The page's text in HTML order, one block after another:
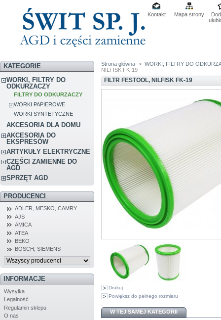
Kontakt Mapa strony
KATEGORIE
WORKI, FILTRY DO
ODKURZACZY
FILTRY DO ODKURZACZY
WORKI PAPIEROWE
WORKI SYNTETYCZNE
AKCESORIA DLA DOMU
AKCESORIA DO
EKSPRESÓW
ARTYKUŁY ELEKTRYCZNE
CZĘŚCI ZAMIENNE DO
AGD
SPRZĘT AGD
PRODUCENCI
ADLER, MESKO, CAMRY
AJS
AMICA
ATEA
BEKO
BOSCH, SIEMENS
INFORMACJE
Wysyłka
Legalność
Regulamin sklepu
O nas
Strona główna > WORKI, FILTRY DO
NILFISK FK-19
FILTR FESTOOL, NILFISK FK-19
Drukuj
Powiększ do pełnego rozmiaru
W TEJ SAMEJ KATEGORII